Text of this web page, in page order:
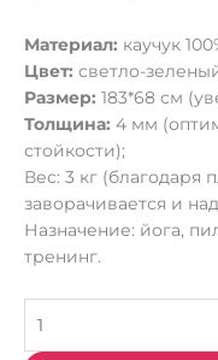
Материал: каучук
Цвет: светло-
Размер: 183*68 см
Толщина: 4 мм
стойкости);
Вес: 3 кг (благодаря
заворачивается и
Назначение: йога,
тренинг.